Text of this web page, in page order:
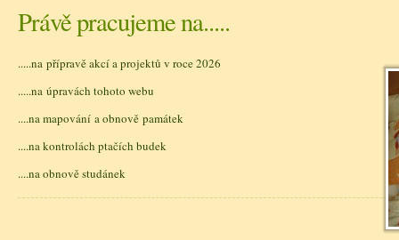
Právě pracujeme na.....
.....na přípravě akcí a projektů v roce 2026
.....na úpravách tohoto webu
....na mapování a obnově památek
....na kontrolách ptačích budek
....na obnově studánek